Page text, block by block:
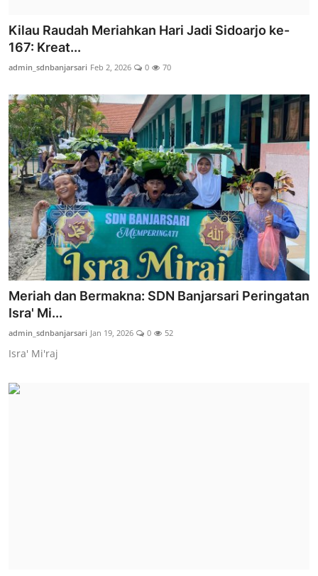
Kilau Raudah Meriahkan Hari Jadi Sidoarjo ke-
167: Kreat...
admin_sdnbanjarsari Feb 2, 2026 0 70
Meriah dan Bermakna: SDN Banjarsari Peringatan
Isra' Mi...
admin_sdnbanjarsari Jan 19, 2026 0 52
Isra' Mi'raj